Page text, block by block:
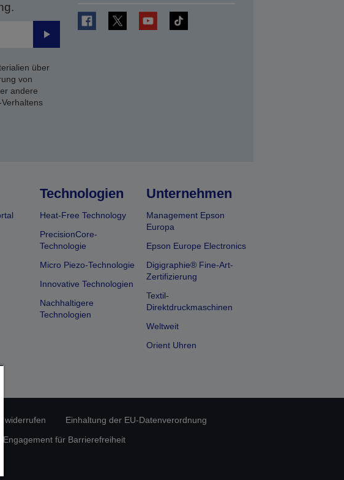
Senden
über
von
andere
Technologien
Heat-Free Technology
PrecisionCore-
Technologie
Micro Piezo-Technologie
Innovative Technologien
Nachhaltigere
Technologien
Unternehmen
Management Epson
Europa
Epson Europe Electronics
Digigraphie® Fine-Art-
Zertifizierung
Textil-
Direktdruckmaschinen
Weltweit
Orient Uhren
widerrufen
Einhaltung der EU-Datenverordnung
Engagement für Barrierefreiheit